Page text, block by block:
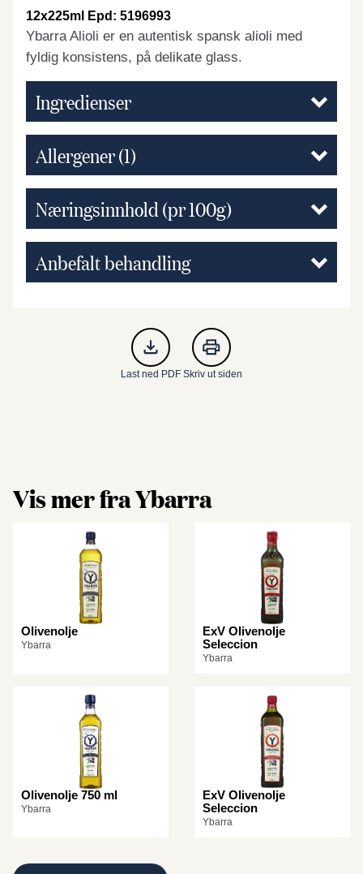
12x225ml Epd: 5196993
Ybarra Alioli er en autentisk spansk alioli med
fyldig konsistens, på delikate glass.
Ingredienser
Allergener(1)
Næringsinnhold (pr 100g)
Anbefalt behandling
Last ned PDF Skriv ut siden
Vis mer fra Ybarra
Olivenolje
Ybarra
ExV Olivenolje
Seleccion
Ybarra
Olivenolje 750 ml
Ybarra
ExV Olivenolje
Seleccion
Ybarra